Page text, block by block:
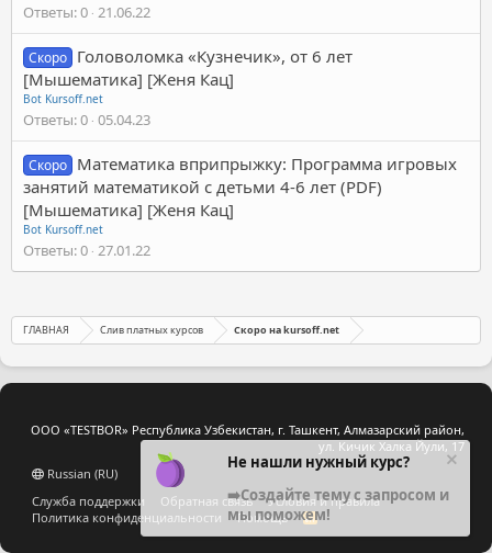
Ответы 0 21.06.22
Скоро Головоломка «Кузнечик», от 6 лет
[Мышематика] [Женя Кац]
Bot Kursoff.net
Ответы 0 05.04.23
Скоро Математика вприпрыжку: Программа игровых
занятий математикой с детьми 4-6 лет (PDF)
[Мышематика] [Женя Кац]
Bot Kursoff.net
Ответы 0 27.01.22
ГЛАВНАЯ Слив платных курсов Скоро на kursoff.net
ООО «TESTBOR» Республика Узбекистан, г. Ташкент, Алмазарский район,
ул. Кичик Халка Йули, 17
Russian (RU)
Служба поддержки
Обратная связь
Условия и правила
Политика конфиденциальности
Помощь
R
Не нашли нужный курс?
➡️Создайте тему с запросом и
мы поможем!